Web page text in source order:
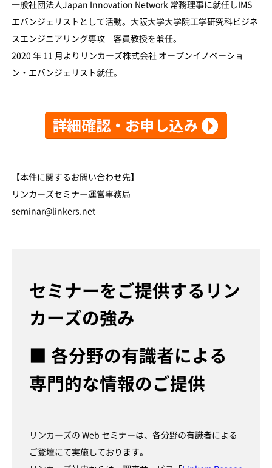
一般社団法人Japan Innovation Network 常務理事に就任しIMS
エバンジェリストとして活動。大阪大学大学院工学研究科ビジネ
スエンジニアリング専攻 客員教授を兼任。
2020 年 11 月よりリンカーズ株式会社 オープンイノベーショ
ン・エバンジェリスト就任。
【本件に関するお問い合わせ先】
リンカーズセミナー運営事務局
seminar@linkers.net
セミナーをご提供するリン
カーズの強み
■ 各分野の有識者による
専門的な情報のご提供
リンカーズの Web セミナーは、各分野の有識者による
ご登壇にて実施しております。